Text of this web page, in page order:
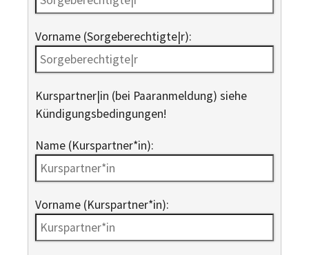
Vorname (Sorgeberechtigte|r):
Kurspartner|in (bei Paaranmeldung) siehe
Kündigungsbedingungen!
Name (Kurspartner*in):
Vorname (Kurspartner*in):